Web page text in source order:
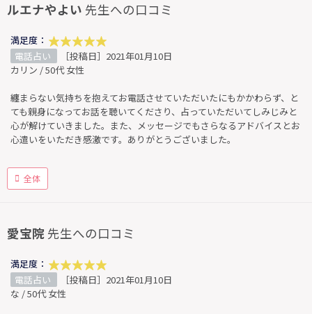
ルエナやよい 先生への口コミ
満足度：
電話占い
［投稿日］2021年01月10日
カリン / 50代 女性
纏まらない気持ちを抱えてお電話させていただいたにもかかわらず、と
ても親身になってお話を聴いてくださり、占っていただいてしみじみと
心が解けていきました。また、メッセージでもさらなるアドバイスとお
心遣いをいただき感激です。ありがとうございました。
全体
愛宝院 先生への口コミ
満足度：
電話占い
［投稿日］2021年01月10日
な / 50代 女性